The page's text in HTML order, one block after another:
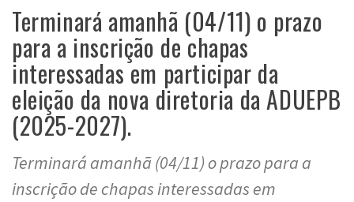
Terminará amanhã (04/11) o prazo
para a inscrição de chapas
interessadas em participar da
eleição da nova diretoria da ADUEPB
(2025-2027).
Terminará amanhã (04/11) o prazo para a
inscrição de chapas interessadas em